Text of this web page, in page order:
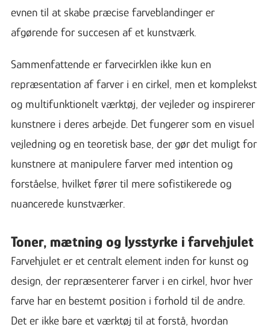
evnen til at skabe præcise farveblandinger er
afgørende for succesen af et kunstværk.
Sammenfattende er farvecirklen ikke kun en
repræsentation af farver i en cirkel, men et komplekst
og multifunktionelt værktøj, der vejleder og inspirerer
kunstnere i deres arbejde. Det fungerer som en visuel
vejledning og en teoretisk base, der gør det muligt for
kunstnere at manipulere farver med intention og
forståelse, hvilket fører til mere sofistikerede og
nuancerede kunstværker.
Toner, mætning og lysstyrke i farvehjulet
Farvehjulet er et centralt element inden for kunst og
design, der repræsenterer farver i en cirkel, hvor hver
farve har en bestemt position i forhold til de andre.
Det er ikke bare et værktøj til at forstå, hvordan